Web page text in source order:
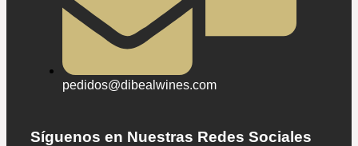
pedidos@dibealwines.com
Síguenos en Nuestras Redes Sociales